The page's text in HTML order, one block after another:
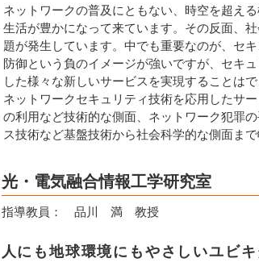
ネットワークの普及にともない、時空を超え
生活が豊かになって来ています。その反面、
題が発生しています。中でも重要なのが、セ
防御という負のイメージが強いですが、セキ
した様々な新しいサービスを実現することは
ネットワークセキュリティ技術を応用したサ
の利用など技術的な側面、ネットワーク犯罪
ス技術など基盤技術から社会科学的な側面ま
光・電気融合情報工学研究室
指導教員： 品川 満 教授
人にも地球環境にもやさしいユビ